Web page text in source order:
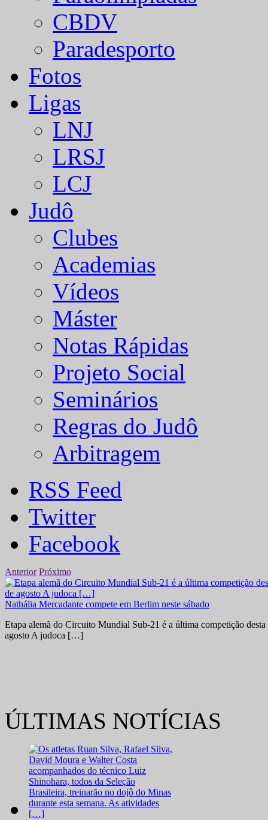
CBDV
Paradesporto
Fotos
Ligas
LNJ
LRSJ
LCJ
Judô
Clubes
Academias
Vídeos
Máster
Notas Rápidas
Projeto Social
Seminários
Regras do Judô
Arbitragem
RSS Feed
Twitter
Facebook
Anterior Próximo
Nathália Mercadante compete em Berlim neste sábado
Etapa alemã do Circuito Mundial Sub-21 é a última competição
agosto A judoca […]
ÚLTIMAS NOTÍCIAS